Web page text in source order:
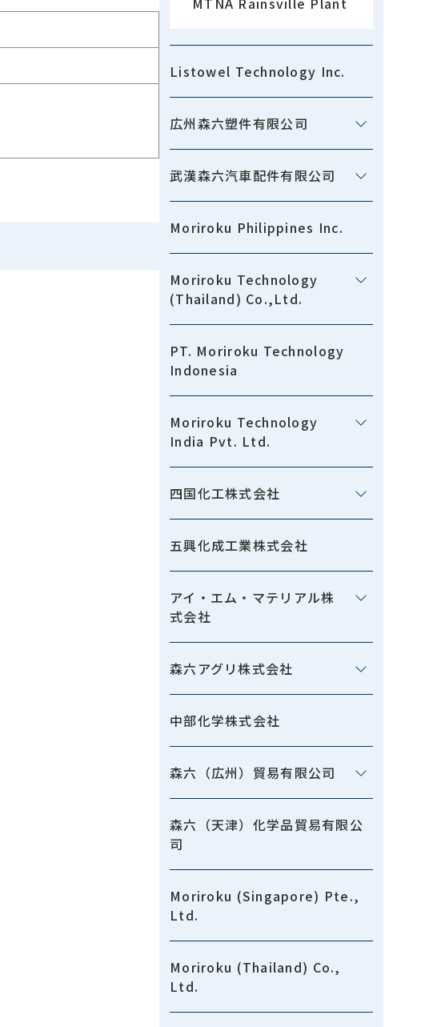
Listowel Technology Inc.
広州森六塑件有限公司
武漢森六汽車配件有限公司
Moriroku Philippines Inc.
Moriroku Technology
(Thailand) Co.,Ltd.
PT. Moriroku Technology
Indonesia
Moriroku Technology
India Pvt. Ltd.
四国化工株式会社
五興化成工業株式会社
アイ・エム・マテリアル株
式会社
森六アグリ株式会社
中部化学株式会社
森六（広州）貿易有限公司
森六（天津）化学品貿易有限公
司
Moriroku (Singapore) Pte.,
Ltd.
Moriroku (Thailand) Co.,
Ltd.